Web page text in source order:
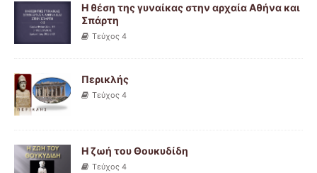
Η θέση της γυναίκας στην αρχαία Αθήνα και
Σπάρτη
Τεύχος 4
Περικλής
Τεύχος 4
Η ζωή του Θουκυδίδη
Τεύχος 4